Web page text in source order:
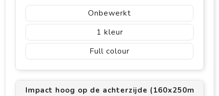
Onbewerkt
1
Full colour
Impact hoog op de achterzijde (160x250mm)